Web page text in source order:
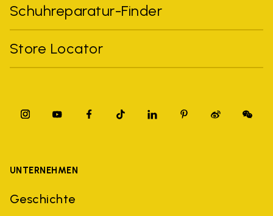
Schuhreparatur-Finder
Store Locator
UNTERNEHMEN
Geschichte